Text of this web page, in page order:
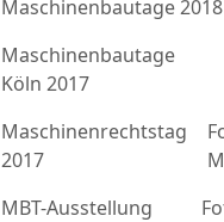
Maschinenbautage 2018
Maschinenbautage
Köln 2017
Maschinenrechtstag
2017
MBT-Ausstellung